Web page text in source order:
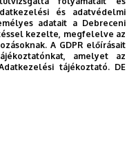
Egyetem
és adatvédelmi
adatait a Debreceni
kezelte, megfelelve az
A GDPR előírásait
amelyet az
tájékoztató. DE